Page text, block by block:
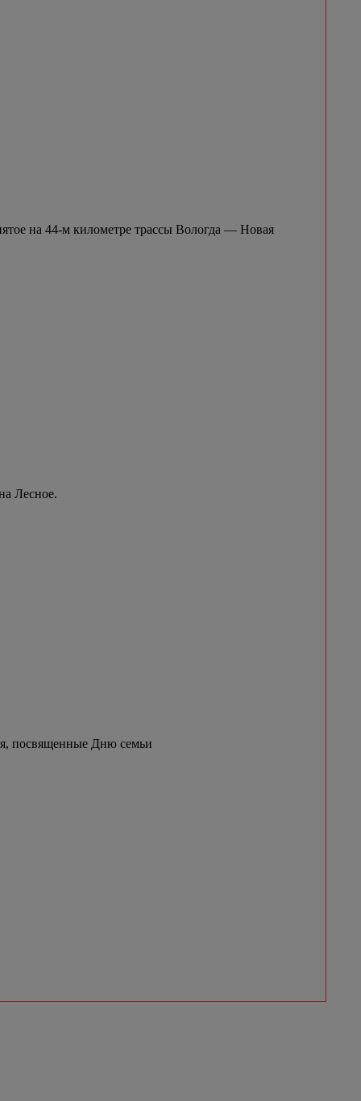
на 44-м километре трассы Вологда — Новая
Лесное.
посвященные Дню семьи